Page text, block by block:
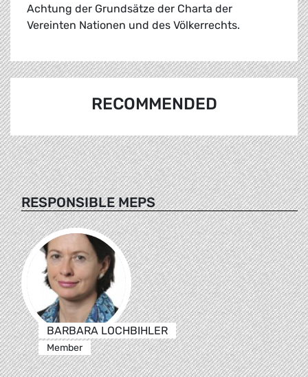
Achtung der Grundsätze der Charta der
Vereinten Nationen und des Völkerrechts.
RECOMMENDED
RESPONSIBLE MEPS
BARBARA LOCHBIHLER
Member